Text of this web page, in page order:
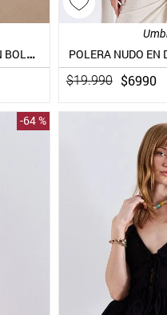
POLERA MANGA LARGA CON BOLSILLO FRONTAL Y BOTONES
POLERA NUDO EN
$19.990 $6990
-64 %